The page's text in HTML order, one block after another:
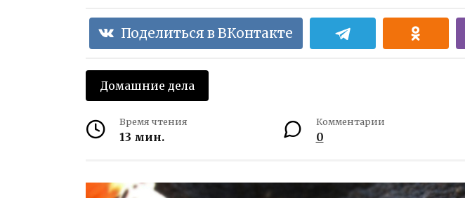
Поделиться в ВКонтакте
Домашние дела
Время чтения
13 мин.
Комментарии
0